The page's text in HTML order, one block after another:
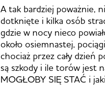
A tak bardziej poważnie,
dotknięte i kilka osób
gdzie w nocy nieco
około osiemnastej,
chociaż przez cały dzień
są szkody i ile torów jest
MOGŁOBY SIĘ STAĆ i